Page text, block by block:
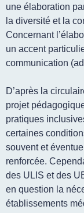
une élaboration
la diversité et la
Concernant
un accent
communication
D’après la
projet
pratiques
certaines
souvent et
renforcée.
des ULIS et des
en question la
établissements